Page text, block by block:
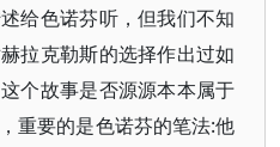
给色诺芬听，但我们不知
拉克勒斯的选择作出过如
个故事是否源源本本属于
重要的是色诺芬的笔法:他